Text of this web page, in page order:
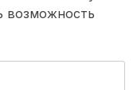
возможность